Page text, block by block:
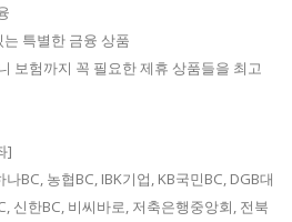
는 특별한 금융 상품
보험까지 꼭 필요한 제휴 상품들을 최고
]
BC, 농협BC, IBK기업, KB국민BC, DGB대
신한BC, 비씨바로, 저축은행중앙회, 전북